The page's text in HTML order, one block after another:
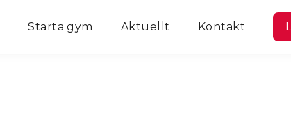
Starta gym Aktuellt Kontakt